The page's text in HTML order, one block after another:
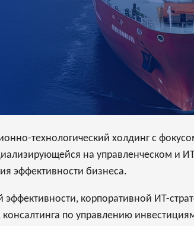
технологический холдинг с
на управленческом и
эффективности бизнеса.
корпоративной ИТ-
по управлению